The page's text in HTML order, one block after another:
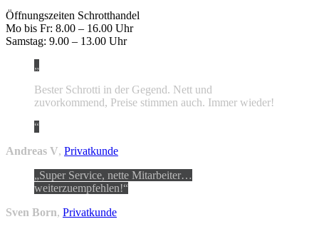
Öffnungszeiten Schrotthandel
Mo bis Fr: 8.00 – 16.00 Uhr
Samstag: 9.00 – 13.00 Uhr
Bester Schrotti in der Gegend. Nett und
zuvorkommend, Preise stimmen auch. Immer wieder!
Andreas V, Privatkunde
Super Service, nette Mitarbeiter…
weiterzuempfehlen!
Sven Born, Privatkunde